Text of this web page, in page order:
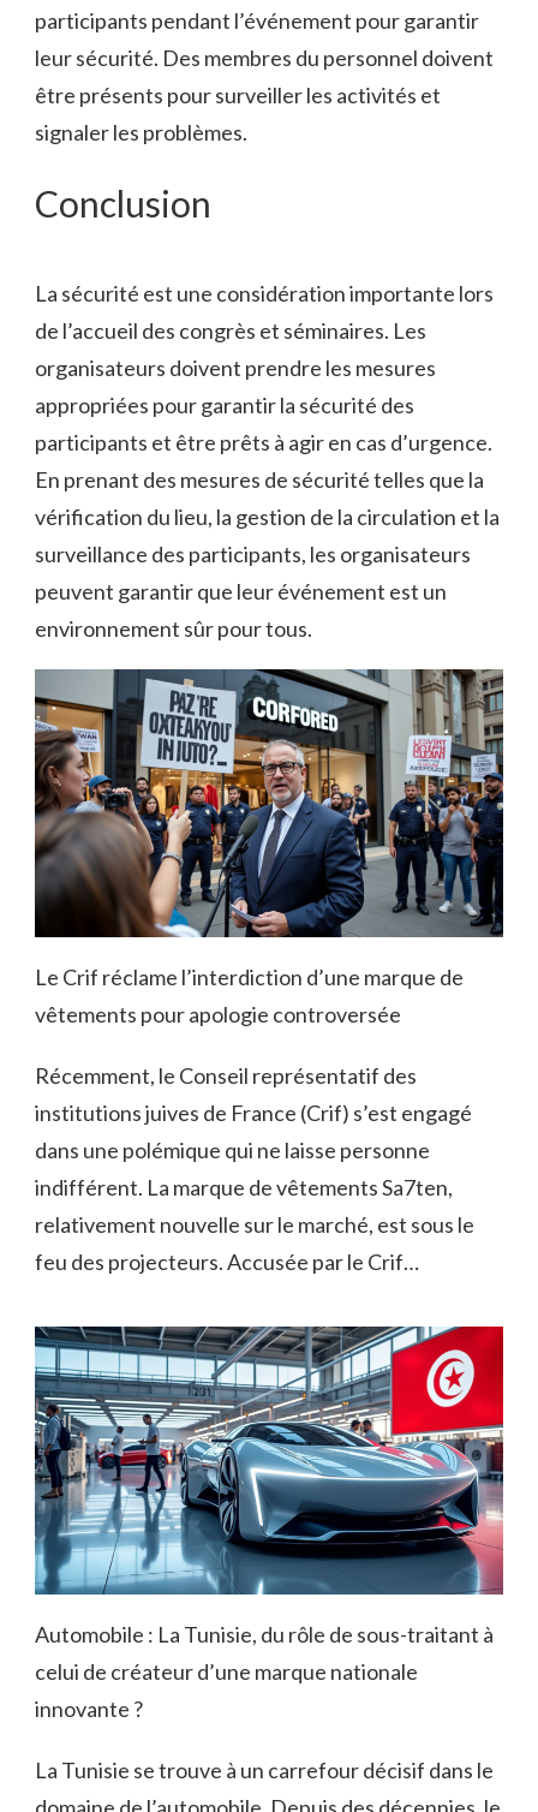
participants pendant l’événement pour garantir
leur sécurité. Des membres du personnel doivent
être présents pour surveiller les activités et
signaler les problèmes.
Conclusion
La sécurité est une considération importante lors
de l’accueil des congrès et séminaires. Les
organisateurs doivent prendre les mesures
appropriées pour garantir la sécurité des
participants et être prêts à agir en cas d’urgence.
En prenant des mesures de sécurité telles que la
vérification du lieu, la gestion de la circulation et la
surveillance des participants, les organisateurs
peuvent garantir que leur événement est un
environnement sûr pour tous.
Le Crif réclame l’interdiction d’une marque de
vêtements pour apologie controversée
Récemment, le Conseil représentatif des
institutions juives de France (Crif) s’est engagé
dans une polémique qui ne laisse personne
indifférent. La marque de vêtements Sa7ten,
relativement nouvelle sur le marché, est sous le
feu des projecteurs. Accusée par le Crif…
Automobile : La Tunisie, du rôle de sous-traitant à
celui de créateur d’une marque nationale
innovante ?
La Tunisie se trouve à un carrefour décisif dans le